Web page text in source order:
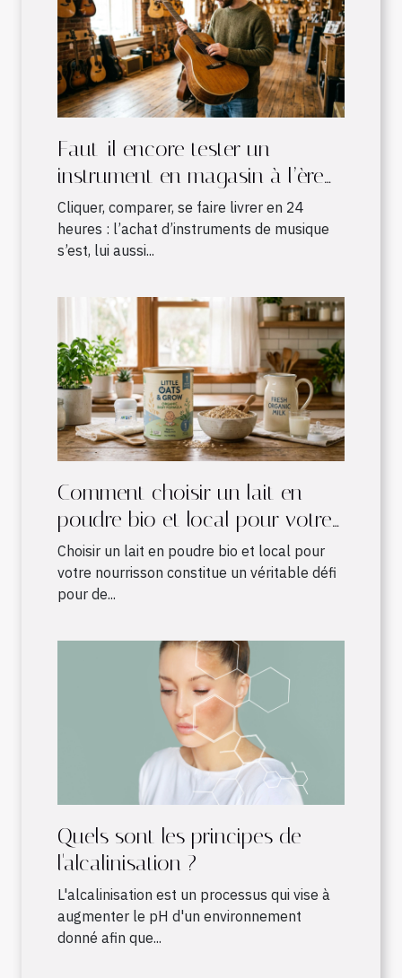
Faut-il encore tester un
instrument en magasin à l’ère
du shopping en ligne ?
Cliquer, comparer, se faire livrer en 24
heures : l’achat d’instruments de musique
s’est, lui aussi...
Comment choisir un lait en
poudre bio et local pour votre
nourrisson ?
Choisir un lait en poudre bio et local pour
votre nourrisson constitue un véritable défi
pour de...
Quels sont les principes de
l'alcalinisation ?
L'alcalinisation est un processus qui vise à
augmenter le pH d'un environnement
donné afin que...